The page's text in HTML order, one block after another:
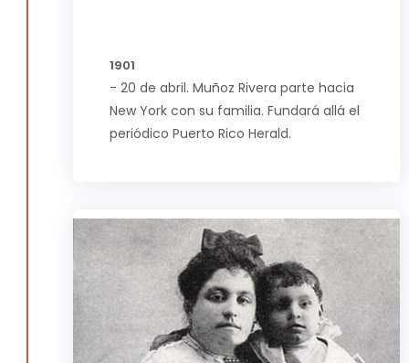
1901
- 20 de abril. Muñoz Rivera parte hacia
New York con su familia. Fundará allá el
periódico Puerto Rico Herald.